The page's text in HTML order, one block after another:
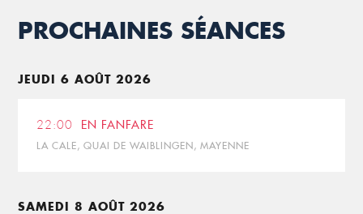
PROCHAINES SÉANCES
JEUDI 6 AOÛT 2026
22:00 EN FANFARE
LA CALE, QUAI DE WAIBLINGEN, MAYENNE
SAMEDI 8 AOÛT 2026